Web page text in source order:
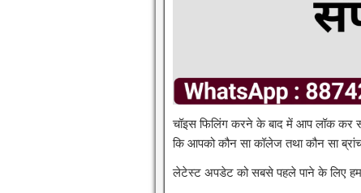
चॉइस फिलिंग करने के बाद में आप लॉक कर
कि आपको कौन सा कॉलेज तथा कौन सा
लेटेस्ट अपडेट को सबसे पहले पाने के लिए